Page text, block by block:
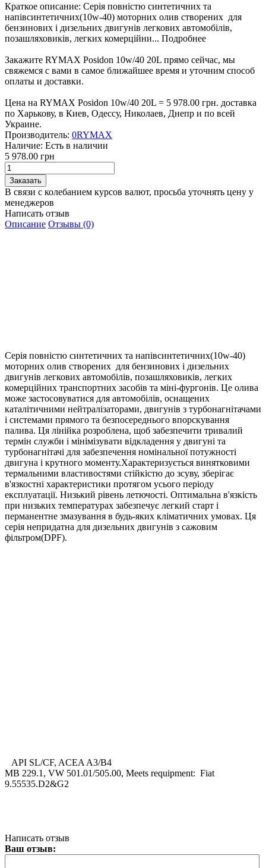
Краткое описание: Серія повністю синтетичних та
напівсинтетичних(10w-40) моторних олив створених для
бензинових і дизельних двигунів легкових автомобілів,
позашляховиків, легких комерційни... Подробнее
Закажите RYMAX Posidon 10w/40 20L прямо сейчас, мы
свяжемся с вами в самое ближайшее время и уточним способ
оплаты и доставки.
Цена на RYMAX Posidon 10w/40 20L = 5 978.00 грн. доставка
по Харькову, в Киев, Одессу, Николаев, Днепр и по всей
Украине.
Производитель: 0RYMAX
Наличие: Есть в наличии
5 978.00 грн
В связи с колебанием курсов валют, просьба уточнять цену у
менеджеров
Написать отзыв
Описание Отзывы (0)
Серія повністю синтетичних та напівсинтетичних(10w-40)
моторних олив створених для бензинових і дизельних
двигунів легкових автомобілів, позашляховиків, легких
комерційних транспортних засобів та міні-фургонів. Це олива
може застосовуватися для автомобілів, оснащених
каталітичними нейтралізаторами, двигунів з турбонагнітачами
і системами прямого та безпосереднього впорскування
палива. Ця лінійка розроблена, щоб забезпечити тривалий
термін служби і мінімізувати відкладення у двигуні та
турбонагнітачі для забезпечення номінальної потужності
двигуна і крутного моменту.Характеризується винятковими
термальними властивостями стійкістю до зсуву, зберігає
в'язкостні характеристики протягом усього періоду
експлуатації. Низький рівень летючості. Оптимальна в'язкість
при низьких температурах забезпечує легкий старт і
перманентне змазування в будь-яких кліматичних умовах. Ця
серія непридатна для дизельних двигунів з сажовим
фільтром(DPF).
API SL/CF, ACEA A3/B4
MB 229.1, VW 501.01/505.00, Meets requipment: Fiat
9.55535.D2&G2
Написать отзыв
Ваш отзыв: